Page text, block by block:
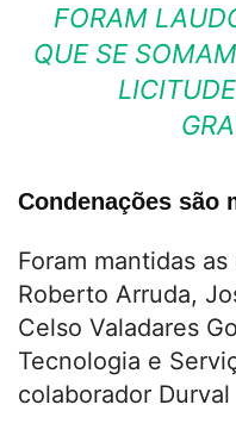
FORAM
QUE SE
Condenações são
Foram mantidas
Roberto Arruda,
Celso Valadares
Tecnologia e
colaborador